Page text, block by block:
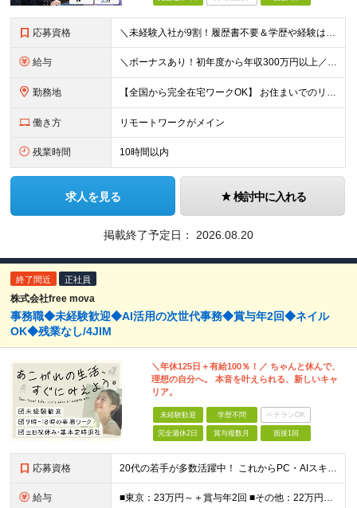
応募資格 ＼未経験入社が9割！履歴書不要＆学歴や経験は一切不問★意欲や人柄を重視／ 「経験も知識もゼロだけど、やってみたい」 ……そんな想いがあれば、ITの知識が全くない未経験の方でも大歓迎。 当社も全力でス
給与 ＼ボーナスあり！初年度から年収300万円以上／ ■月給24万2,200円～35万円＋賞与＋各種手当 ※経験・年齢・能力等を考慮し決定いたします。 ※上記金額には固定残業代（月30時間分、46,000
勤務地 【全国から完全在宅ワークOK】 お住まいでのリモートワーク、または首都圏（東京・神奈川・埼玉・千葉）・大阪のプロジェクト先での勤務となります。 ※転勤はありません。 ※現在は80％以上が在宅勤務での
働き方 リモートワークがメイン
残業時間 10時間以内
求人を見る 検討中に入れる
掲載終了予定日： 2026.08.20
終了間近 正社員
株式会社free mova
事務職◆未経験歓迎◆AI活用の次世代事務◆賞与年2回◆ネイル
OK◆残業なし/4JIM
＼年休125日＋有給100％！／ ちゃんと休んで、
理想の自分へ。 本音を叶えられる、新しいキャ
リア。
未経験歓迎 学歴不問 ベテランOK
完全週休2日 賞与複数月 面接1回
応募資格 20代の若手が多数活躍中！ これからPC・AIスキルを身につけたい方も大歓迎 ◆職種・業種未経験OK ◆学歴不問 ◆34歳以下の方 ※若年層の長期キャリア形成のため 社員のほとんどが未経験入社です
給与 ■東京：23万円～＋賞与年2回 ■その他：22万円～＋賞与年2回 ※給与はスキル・経験・能力を考慮して決定します。 ※残業代は別途支給いたします。 ※実績により随時基本給アップが可能。 入社1年で8